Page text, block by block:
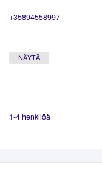
+35894558997
NÄYTÄ
1-4 henkilöä